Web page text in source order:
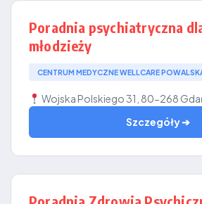
Poradnia psychiatryczna
młodzieży
CENTRUM MEDYCZNE WELLCARE
Wojska Polskiego 31, 80-268
Szczegóły ➔